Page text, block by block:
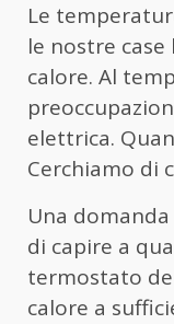
Le
le nostre
calore. Al
elettrica.
Cerchiamo di
Una
di capire a
termostato
calore a